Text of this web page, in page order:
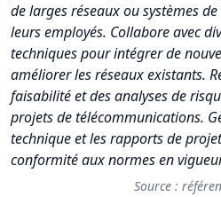
de larges réseaux ou systèmes
leurs employés. Collabore avec
techniques pour intégrer de
améliorer les réseaux existants.
faisabilité et des analyses de
projets de télécommunications.
technique et les rapports de
conformité aux normes en
Source :